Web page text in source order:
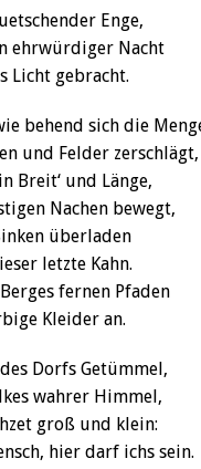
Enge,
ehrwürdiger Nacht
Licht gebracht.
behend sich die
und Felder zerschlägt,
Breit‘ und Länge,
Nachen bewegt,
überladen
letzte Kahn.
fernen Pfaden
Kleider an.
Dorfs Getümmel,
wahrer Himmel,
groß und klein:
hier darf ichs sein.